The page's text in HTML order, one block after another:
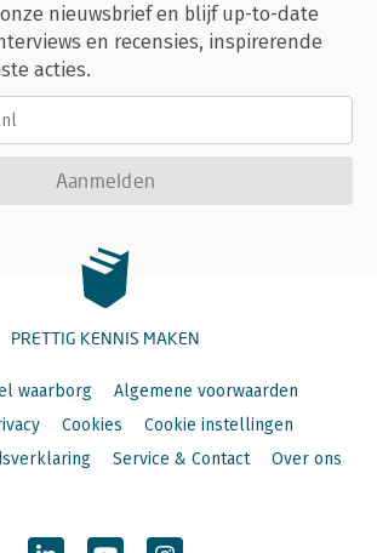
nieuwsbrief en blijf up-to-date
en recensies, inspirerende
acties.
Aanmelden
PRETTIG KENNIS MAKEN
waarborg
Algemene voorwaarden
Cookies
Cookie instellingen
Service & Contact Over ons